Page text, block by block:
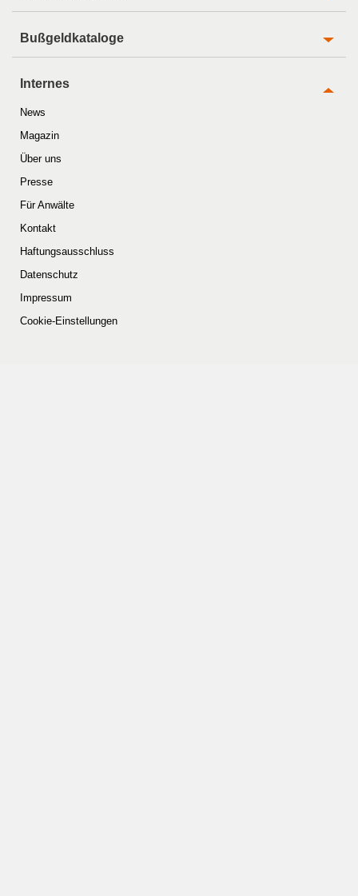
Bußgeldkataloge
Internes
News
Magazin
Über uns
Presse
Für Anwälte
Kontakt
Haftungsausschluss
Datenschutz
Impressum
Cookie-Einstellungen